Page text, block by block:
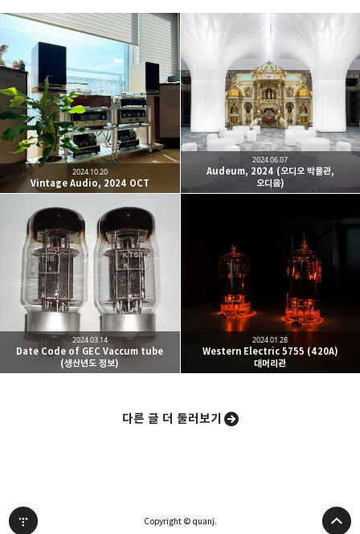
Leica Sisyphus
One must imagine Sisyphus happy.
구독하기
카카오톡 라인 트위터
Vintage Audio, 2024 OCT
2024.10.20
Audeum, 2024 (오디오 박물관,
오디움)
2024.06.07
Date Code of GEC Vaccum tube
(생산년도 정보)
2024.03.14
Western Electric 5755 (420A)
대머리관
2024.01.28
다른 글 더 둘러보기
Copyright © quanj.